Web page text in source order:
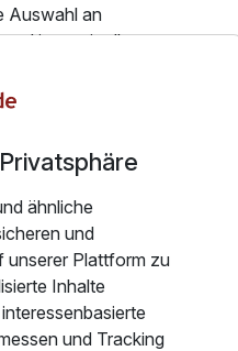
Auswahl an
in unmittelbarer
Angeboten
servieren wir Ihnen
Für Gäste mit
u. a.) bietet
In den
zum
bietet sich ein Besuch an
ähnliche
und
unserer Plattform zu
Inhalte
und Tracking